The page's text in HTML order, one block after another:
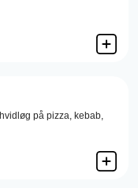
hvidløg på pizza, kebab,